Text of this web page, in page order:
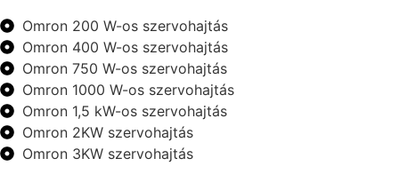
Omron 200 W-os szervohajtás
Omron 400 W-os szervohajtás
Omron 750 W-os szervohajtás
Omron 1000 W-os szervohajtás
Omron 1,5 kW-os szervohajtás
Omron 2KW szervohajtás
Omron 3KW szervohajtás